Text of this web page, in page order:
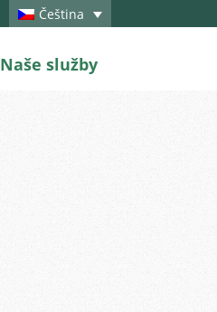
Čeština
Naše služby